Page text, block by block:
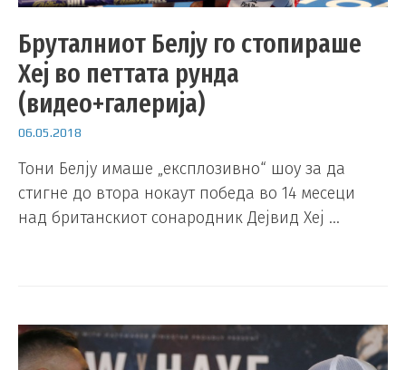
Бруталниот Белју го стопираше
Хеј во петтата рунда
(видео+галерија)
06.05.2018
Тони Белју имаше „експлозивно“ шоу за да
стигне до втора нокаут победа во 14 месеци
над британскиот сонародник Дејвид Хеј …